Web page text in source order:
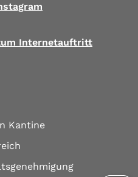
Internetauftritt
Kantine